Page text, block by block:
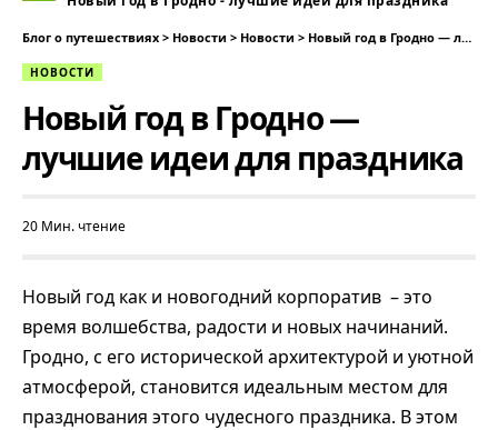
Блог о путешествиях > Новости > Новости > Новый год в Гродно — лучшие идеи для праздника
НОВОСТИ
Новый год в Гродно —
лучшие идеи для праздника
20 Мин. чтение
Новый год как и новогодний корпоратив – это
время волшебства, радости и новых начинаний.
Гродно, с его исторической архитектурой и уютной
атмосферой, становится идеальным местом для
празднования этого чудесного праздника. В этом